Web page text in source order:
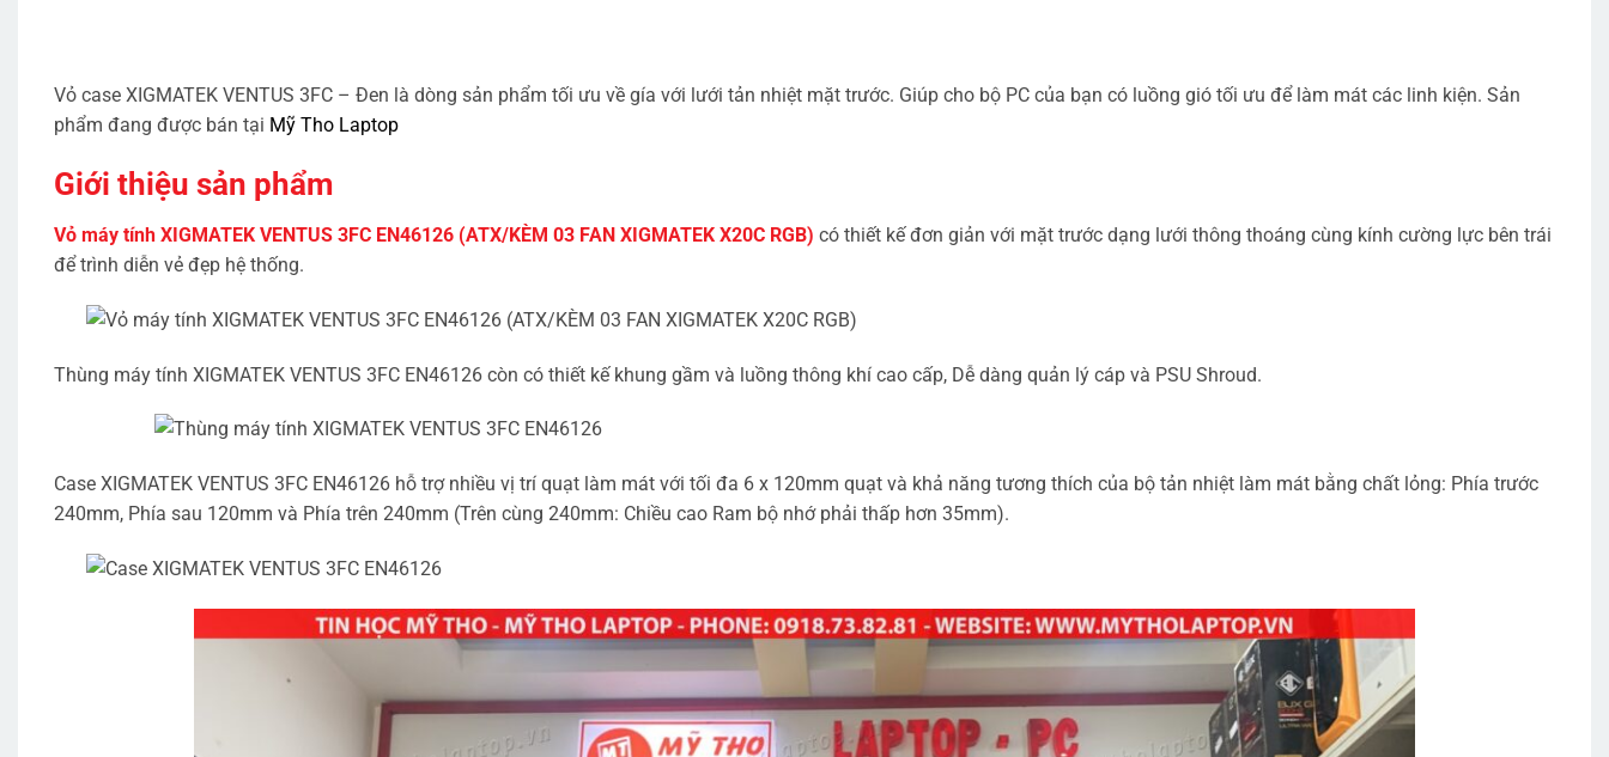
Vỏ case XIGMATEK VENTUS 3FC – Đen là dòng sản phẩm tối ưu về gía với lưới tản nhiệt mặt trước. Giúp cho bộ PC của bạn có luồng gió tối ưu để làm mát các linh kiện. Sản
phẩm đang được bán tại Mỹ Tho Laptop
Giới thiệu sản phẩm
Vỏ máy tính XIGMATEK VENTUS 3FC EN46126 (ATX/KÈM 03 FAN XIGMATEK X20C RGB) có thiết kế đơn giản với mặt trước dạng lưới thông thoáng cùng kính cường lực bên trái
để trình diễn vẻ đẹp hệ thống.
Thùng máy tính XIGMATEK VENTUS 3FC EN46126 còn có thiết kế khung gầm và luồng thông khí cao cấp, Dễ dàng quản lý cáp và PSU Shroud.
Case XIGMATEK VENTUS 3FC EN46126 hỗ trợ nhiều vị trí quạt làm mát với tối đa 6 x 120mm quạt và khả năng tương thích của bộ tản nhiệt làm mát bằng chất lỏng: Phía trước
240mm, Phía sau 120mm và Phía trên 240mm (Trên cùng 240mm: Chiều cao Ram bộ nhớ phải thấp hơn 35mm).